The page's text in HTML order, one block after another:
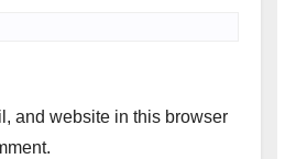
and website in this browser